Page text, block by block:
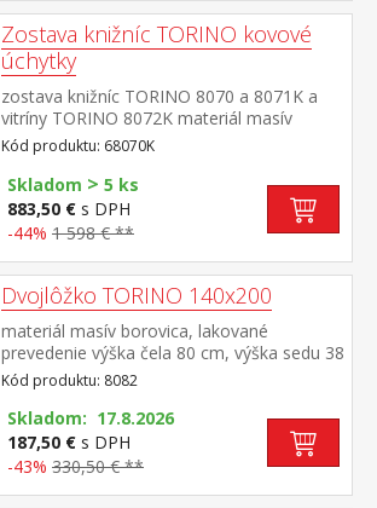
Zostava knižníc TORINO kovové
úchytky
zostava knižníc TORINO 8070 a 8071K a
vitríny TORINO 8072K materiál masív
borovica, lakované prevedenie kovové
úchytky vo farebnom prevedení černená
mosadz knižnica 8070: štyri police knižnica
8071K: tri police, dve zásuvky s kovovými
pojazdmi vitrína 8072K: dvoje čiastočne
8070 (š/h/v) 85 × 37 × 190 cm rozmer
knižnice 8071K (š/h/v) 85 × 37 × 190
cm rozmer vitríny 8072K (š/h/v) 85 × 37 ×
190 cm
Kód produktu: 68070K
Skladom > 5 ks
883,50 € s DPH
-44% 1 598 € **
Dvojlôžko TORINO 140x200
materiál masív borovica, lakované
prevedenie výška čela 80 cm, výška sedu 38
cm, cena bez roštu a matraca minimálna
odporúčaná výška matraca 15 cm
odporúčaný rozmer matraca 140 × 200 cm
a rošt R3 odporúčaná nosnosť do 120 kg
na každej polovici postele
Kód produktu: 8082
Skladom: 17.8.2026
187,50 € s DPH
-43% 330,50 € **